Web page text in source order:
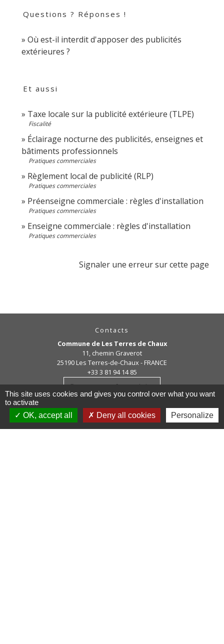
Questions ? Réponses !
Où est-il interdit d'apposer des publicités
extérieures ?
Et aussi
Taxe locale sur la publicité extérieure (TLPE)
Fiscalité
Éclairage nocturne des publicités, enseignes et
bâtiments professionnels
Pratiques commerciales
Règlement local de publicité (RLP)
Pratiques commerciales
Préenseigne commerciale : règles d'installation
Pratiques commerciales
Enseigne commerciale : règles d'installation
Pratiques commerciales
Signaler une erreur sur cette page
Contacts
Commune de Les Terres de Chaux
11, chemin Graverot
25190 Les Terres-de-Chaux - FRANCE
+33 3 81 94 14 85
Contact par formulaire
This site uses cookies and gives you control over what you want
to activate
OK, accept all
Deny all cookies Personalize